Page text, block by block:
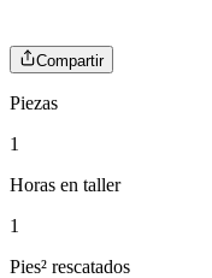
Compartir
Piezas
1
Horas en taller
1
Pies² rescatados